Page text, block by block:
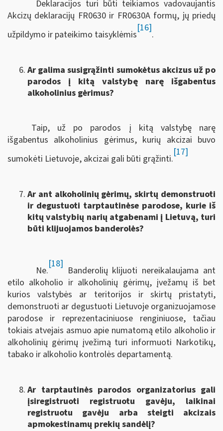
Deklaracijos turi būti teikiamos vadovaujantis
Akcizų deklaracijų FR0630 ir FR0630A formų, jų priedų
užpildymo ir pateikimo taisyklėmis
[16]
.
Ar galima susigrąžinti sumokėtus akcizus už po
parodos į kitą valstybę narę išgabentus
alkoholinius gėrimus?
Taip, už po parodos į kitą valstybę narę
išgabentus alkoholinius gėrimus, kurių akcizai buvo
sumokėti Lietuvoje, akcizai gali būti grąžinti.
[17]
Ar ant alkoholinių gėrimų, skirtų demonstruoti
ir degustuoti tarptautinėse parodose, kurie iš
kitų valstybių narių atgabenami į Lietuvą, turi
būti klijuojamos banderolės?
Ne.
[18]
Banderolių klijuoti nereikalaujama ant
etilo alkoholio ir alkoholinių gėrimų, įvežamų iš bet
kurios valstybės ar teritorijos ir skirtų pristatyti,
demonstruoti ar degustuoti Lietuvoje organizuojamose
parodose ir reprezentaciniuose renginiuose, tačiau
tokiais atvejais asmuo apie numatomą etilo alkoholio ir
alkoholinių gėrimų įvežimą turi informuoti Narkotikų,
tabako ir alkoholio kontrolės departamentą.
Ar tarptautinės parodos organizatorius gali
įsiregistruoti registruotu gavėju, laikinai
registruotu gavėju arba steigti akcizais
apmokestinamų prekių sandėlį?